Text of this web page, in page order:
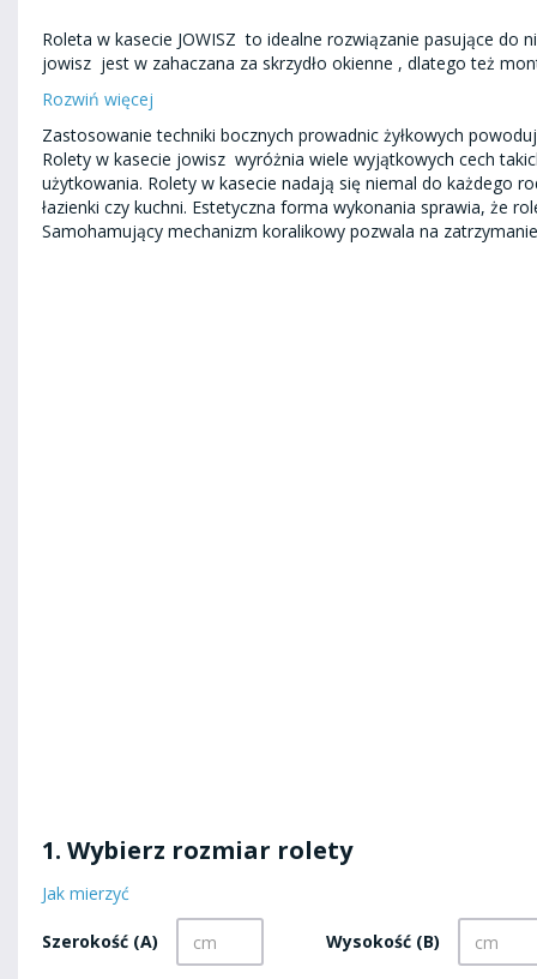
Roleta w kasecie JOWISZ to idealne rozwiązanie pasujące do
jowisz jest w zahaczana za skrzydło okienne , dlatego też
Rozwiń więcej
Zastosowanie techniki bocznych prowadnic żyłkowych
Rolety w kasecie jowisz wyróżnia wiele wyjątkowych cech
użytkowania. Rolety w kasecie nadają się niemal do każdego
łazienki czy kuchni. Estetyczna forma wykonania sprawia, że
Samohamujący mechanizm koralikowy pozwala na
1. Wybierz rozmiar rolety
Jak mierzyć
Szerokość (A) Wysokość (B)